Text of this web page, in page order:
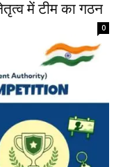
में टीम का गठन
0